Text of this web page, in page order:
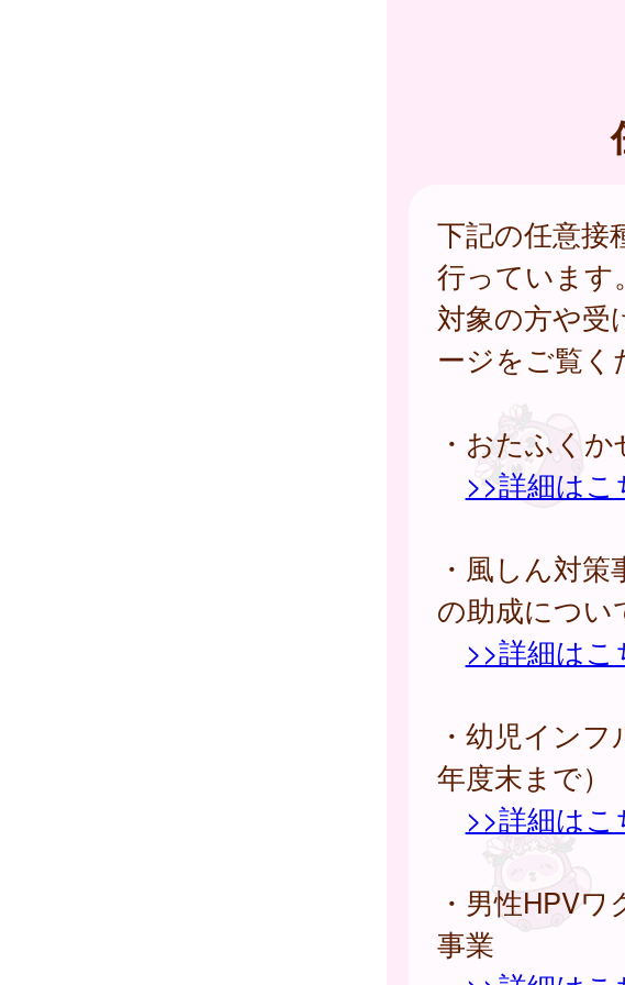
下記の任意接
行っています。
対象の方や受
ージをご覧く
・おたふくか
>>詳細はこ
・風しん対
の助成につい
>>詳細はこ
・幼児イン
年度末まで）
>>詳細はこ
・男性HPV
事業